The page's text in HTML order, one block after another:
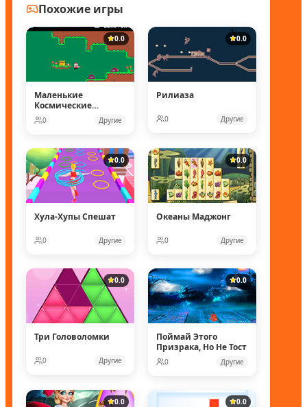
Похожие игры
0.0
Маленькие
Космические
рейнджеры
0 Другие
0.0
Рилиаза
0 Другие
0.0
Хула-Хупы Спешат
0 Другие
0.0
Океаны Маджонг
0 Другие
0.0
Три Головоломки
0 Другие
0.0
Поймай Этого
Призрака, Но Не Тост
0 Другие
0.0 0.0